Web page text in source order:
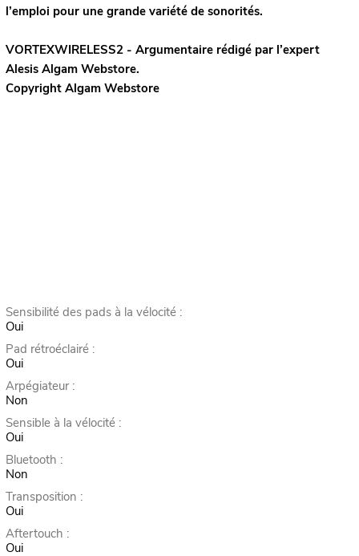
l’emploi pour une grande variété de sonorités.
VORTEXWIRELESS2 - Argumentaire rédigé par l’expert
AlesisAlgam Webstore.
Copyright Algam Webstore
Sensibilité des pads à la vélocité :
Oui
Pad rétroéclairé :
Oui
Arpégiateur :
Non
Sensible à la vélocité :
Oui
Bluetooth :
Non
Transposition :
Oui
Aftertouch :
Oui